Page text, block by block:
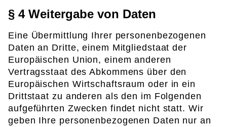
§ 4 Weitergabe von Daten
Eine Übermittlung Ihrer personenbezogenen
Daten an Dritte, einem Mitgliedstaat der
Europäischen Union, einem anderen
Vertragsstaat des Abkommens über den
Europäischen Wirtschaftsraum oder in ein
Drittstaat zu anderen als den im Folgenden
aufgeführten Zwecken findet nicht statt. Wir
geben Ihre personenbezogenen Daten nur an